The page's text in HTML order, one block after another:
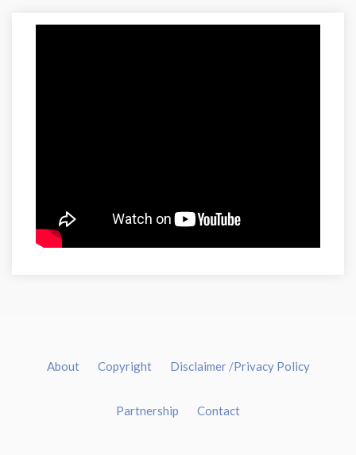
About Copyright Disclaimer /Privacy Policy
Partnership Contact